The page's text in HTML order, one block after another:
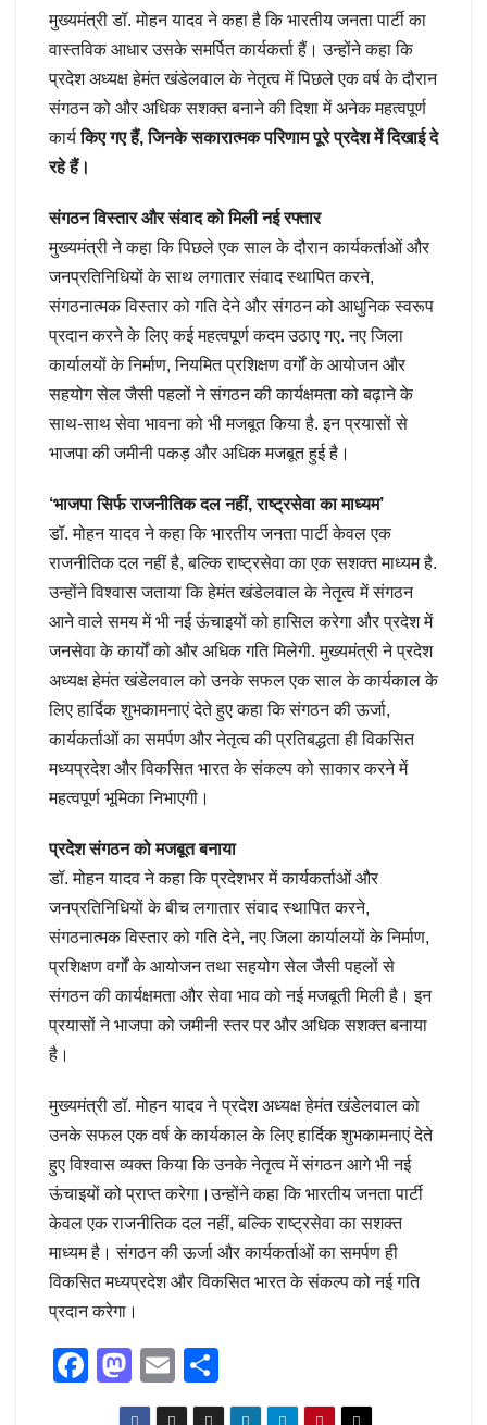
मुख्यमंत्री डॉ. मोहन यादव ने कहा है कि भारतीय जनता पार्टी का
वास्तविक आधार उसके समर्पित कार्यकर्ता हैं। उन्होंने कहा कि
प्रदेश अध्यक्ष हेमंत खंडेलवाल के नेतृत्व में पिछले एक वर्ष के दौरान
संगठन को और अधिक सशक्त बनाने की दिशा में अनेक महत्वपूर्ण
कार्यकिए गए हैं, जिनके सकारात्मक परिणाम पूरे प्रदेश में दिखाई दे
रहे हैं।
संगठन विस्तार और संवाद को मिली नई रफ्तार
मुख्यमंत्री ने कहा कि पिछले एक साल के दौरान कार्यकर्ताओं और
जनप्रतिनिधियों के साथ लगातार संवाद स्थापित करने,
संगठनात्मक विस्तार को गति देने और संगठन को आधुनिक स्वरूप
प्रदान करने के लिए कई महत्वपूर्ण कदम उठाए गए. नए जिला
कार्यालयों के निर्माण, नियमित प्रशिक्षण वर्गों के आयोजन और
सहयोग सेल जैसी पहलों ने संगठन की कार्यक्षमता को बढ़ाने के
साथ-साथ सेवा भावना को भी मजबूत किया है. इन प्रयासों से
भाजपा की जमीनी पकड़ और अधिक मजबूत हुई है।
‘भाजपा सिर्फ राजनीतिक दल नहीं, राष्ट्रसेवा का माध्यम’
डॉ. मोहन यादव ने कहा कि भारतीय जनता पार्टी केवल एक
राजनीतिक दल नहीं है, बल्कि राष्ट्रसेवा का एक सशक्त माध्यम है.
उन्होंने विश्वास जताया कि हेमंत खंडेलवाल के नेतृत्व में संगठन
आने वाले समय में भी नई ऊंचाइयों को हासिल करेगा और प्रदेश में
जनसेवा के कार्यों को और अधिक गति मिलेगी. मुख्यमंत्री ने प्रदेश
अध्यक्ष हेमंत खंडेलवाल को उनके सफल एक साल के कार्यकाल के
लिए हार्दिक शुभकामनाएं देते हुए कहा कि संगठन की ऊर्जा,
कार्यकर्ताओं का समर्पण और नेतृत्व की प्रतिबद्धता ही विकसित
मध्यप्रदेश और विकसित भारत के संकल्प को साकार करने में
महत्वपूर्ण भूमिका निभाएगी।
प्रदेेश संगठन को मजबूत बनाया
डॉ. मोहन यादव ने कहा कि प्रदेशभर में कार्यकर्ताओं और
जनप्रतिनिधियों के बीच लगातार संवाद स्थापित करने,
संगठनात्मक विस्तार को गति देने, नए जिला कार्यालयों के निर्माण,
प्रशिक्षण वर्गों के आयोजन तथा सहयोग सेल जैसी पहलों से
संगठन की कार्यक्षमता और सेवा भाव को नई मजबूती मिली है। इन
प्रयासों ने भाजपा को जमीनी स्तर पर और अधिक सशक्त बनाया
है।
मुख्यमंत्री डॉ. मोहन यादव ने प्रदेश अध्यक्ष हेमंत खंडेलवाल को
उनके सफल एक वर्ष के कार्यकाल के लिए हार्दिक शुभकामनाएं देते
हुए विश्वास व्यक्त किया कि उनके नेतृत्व में संगठन आगे भी नई
ऊंचाइयों को प्राप्त करेगा।उन्होंने कहा कि भारतीय जनता पार्टी
केवल एक राजनीतिक दल नहीं, बल्कि राष्ट्रसेवा का सशक्त
माध्यम है। संगठन की ऊर्जा और कार्यकर्ताओं का समर्पण ही
विकसित मध्यप्रदेश और विकसित भारत के संकल्प को नई गति
प्रदान करेगा।
F
M
a
E
m h